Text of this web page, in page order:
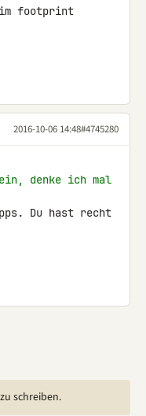
footprint
2016-10-06 14:48#4745280
denke ich mal
Du hast recht
schreiben.